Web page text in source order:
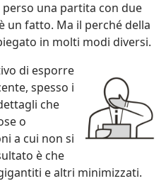
una partita con due
un fatto. Ma il perché della
in molti modi diversi.
di esporre
spesso i
che
o
a cui non si
è che
e altri minimizzati.